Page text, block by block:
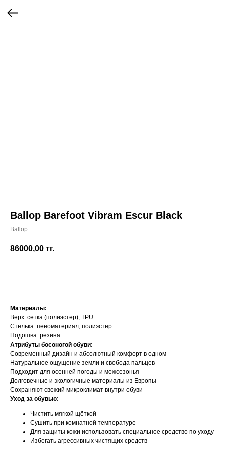
Ballop Barefoot Vibram Escur Black
Ballop
86000,00 тг.
Материалы:
Верх: сетка (полиэстер), TPU
Стелька: пеноматериал, полиэстер
Подошва: резина
Атрибуты босоногой обуви:
Современный дизайн и абсолютный комфорт в одном
Натуральное ощущение земли и свобода пальцев
Подходит для осенней погоды и межсезонья
Долговечные и экологичные материалы из Европы
Сохраняют свежий микроклимат внутри обуви
Уход за обувью:
Чистить мягкой щёткой
Сушить при комнатной температуре
Для защиты кожи использовать специальное средство по уходу
Избегать агрессивных чистящих средств